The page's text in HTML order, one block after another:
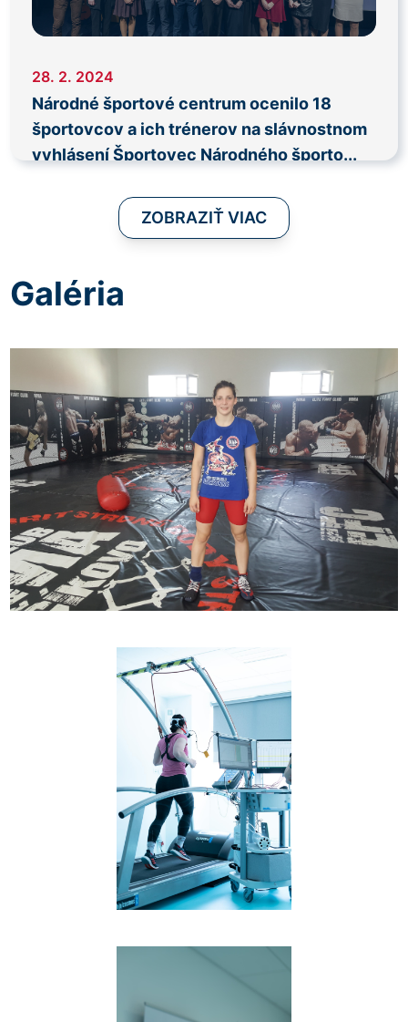
28. 2. 2024
Národné športové centrum ocenilo 18
športovcov a ich trénerov na slávnostnom
vyhlásení Športovec Národného športo...
ZOBRAZIŤ VIAC
Galéria